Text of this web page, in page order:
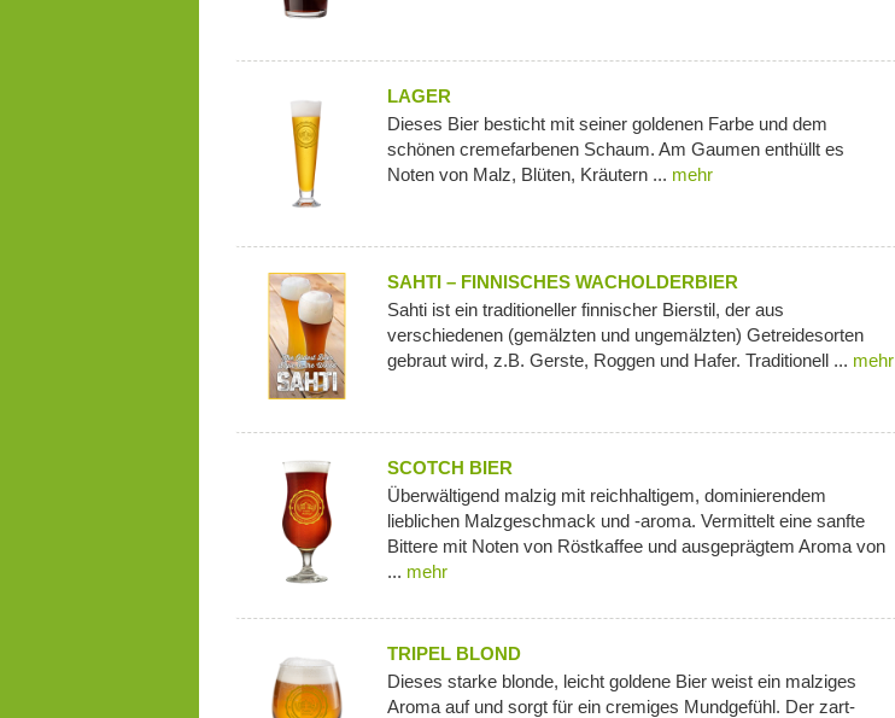
LAGER
Dieses Bier besticht mit seiner goldenen Farbe und dem
schönen cremefarbenen Schaum. Am Gaumen enthüllt es
Noten von Malz, Blüten, Kräutern ... mehr
SAHTI – FINNISCHES WACHOLDERBIER
Sahti ist ein traditioneller finnischer Bierstil, der aus
verschiedenen (gemälzten und ungemälzten) Getreidesorten
gebraut wird, z.B. Gerste, Roggen und Hafer. Traditionell ... mehr
SCOTCH BIER
Überwältigend malzig mit reichhaltigem, dominierendem
lieblichen Malzgeschmack und -aroma. Vermittelt eine sanfte
Bittere mit Noten von Röstkaffee und ausgeprägtem Aroma von
... mehr
TRIPEL BLOND
Dieses starke blonde, leicht goldene Bier weist ein malziges
Aroma auf und sorgt für ein cremiges Mundgefühl. Der zart-